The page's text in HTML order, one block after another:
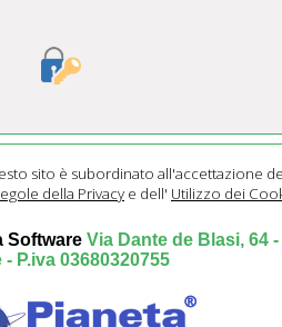
sito è subordinato all'accettazione
della Privacy e dell' Utilizzo dei
SoftwareVia Dante de Blasi, 64 -
- P.iva 03680320755